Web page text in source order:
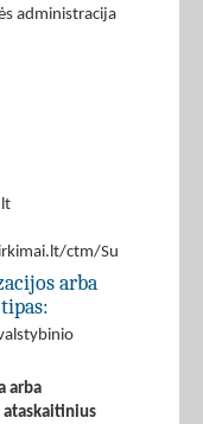
administracija
ctm/Supplier/
arba
arba
ataskaitinius